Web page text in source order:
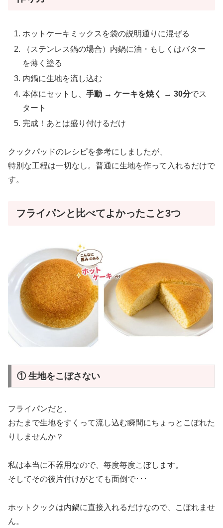
ホットケーキミックスを袋の説明通りに混ぜる
（ステンレス鍋の場合）内鍋に油・もしくはバター
を薄く塗る
内鍋に生地を流し込む
本体にセットし、手動 → ケーキを焼く → 30分でス
タート
完成！あとは盛り付けるだけ
クックパッドのレシピを参考にしましたが、
特別な工程は一切なし。普通に生地を作って入れるだけで
す。
フライパンと比べてよかったこと3つ
① 生地をこぼさない
フライパンだと、
おたまで生地をすくって流し込む瞬間にちょっとこぼれた
りしませんか？
私は本当に不器用なので、毎度毎度こぼします。
そしてその後片付けがとても面倒で･･･
ホットクックは内鍋に直接入れるだけなので、こぼれませ
ん。